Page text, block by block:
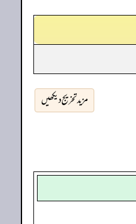
مزید تخریج دیکھیں